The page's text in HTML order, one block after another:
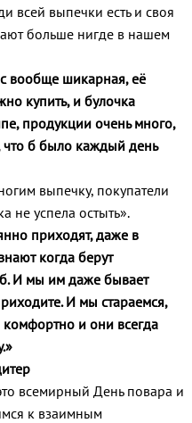
всей выпечки есть и своя
больше нигде в нашем
вообще шикарная, её
купить, и булочка
продукции очень много,
б было каждый день
выпечку, покупатели
не успела остыть».
приходят, даже в
когда берут
И мы им даже бывает
И мы стараемся,
и они всегда
всемирный День повара и
к взаимным